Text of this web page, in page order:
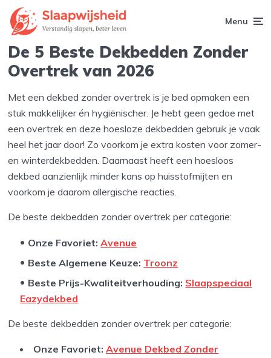
Menu
De 5 Beste Dekbedden Zonder
Overtrek van 2026
Met een dekbed zonder overtrek is je bed opmaken een
stuk makkelijker én hygiënischer. Je hebt geen gedoe met
een overtrek en deze hoesloze dekbedden gebruik je vaak
heel het jaar door! Zo voorkom je extra kosten voor zomer-
en winterdekbedden. Daarnaast heeft een hoesloos
dekbed aanzienlijk minder kans op huisstofmijten en
voorkom je daarom allergische reacties.
De beste dekbedden zonder overtrek per categorie:
Onze Favoriet:Avenue
Beste Algemene Keuze: Troonz
Beste Prijs-Kwaliteitverhouding: Slaapspeciaal
Eazydekbed
De beste dekbedden zonder overtrek per categorie:
Onze Favoriet:Avenue Dekbed Zonder